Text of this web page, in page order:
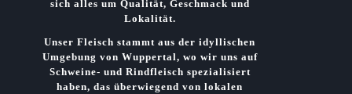
sich alles um Qualität, Geschmack und
Lokalität.
Unser Fleisch stammt aus der idyllischen
Umgebung von Wuppertal, wo wir uns auf
Schweine- und Rindfleisch spezialisiert
haben, das überwiegend von lokalen